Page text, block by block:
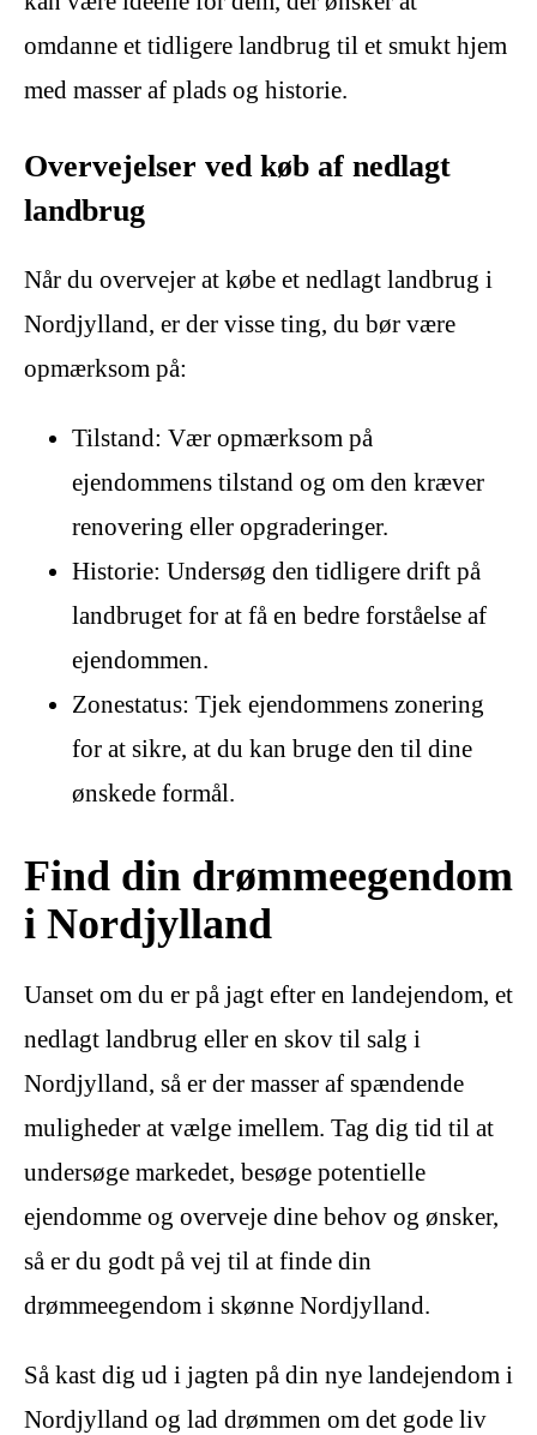
omdanne et tidligere landbrug til et smukt hjem
med masser af plads og historie.
Overvejelser ved køb af nedlagt
landbrug
Når du overvejer at købe et nedlagt landbrug i
Nordjylland, er der visse ting, du bør være
opmærksom på:
Tilstand: Vær opmærksom på
ejendommens tilstand og om den kræver
renovering eller opgraderinger.
Historie: Undersøg den tidligere drift på
landbruget for at få en bedre forståelse af
ejendommen.
Zonestatus: Tjek ejendommens zonering
for at sikre, at du kan bruge den til dine
ønskede formål.
Find din drømmeegendom
i Nordjylland
Uanset om du er på jagt efter en landejendom, et
nedlagt landbrug eller en skov til salg i
Nordjylland, så er der masser af spændende
muligheder at vælge imellem. Tag dig tid til at
undersøge markedet, besøge potentielle
ejendomme og overveje dine behov og ønsker,
så er du godt på vej til at finde din
drømmeegendom i skønne Nordjylland.
Så kast dig ud i jagten på din nye landejendom i
Nordjylland og lad drømmen om det gode liv